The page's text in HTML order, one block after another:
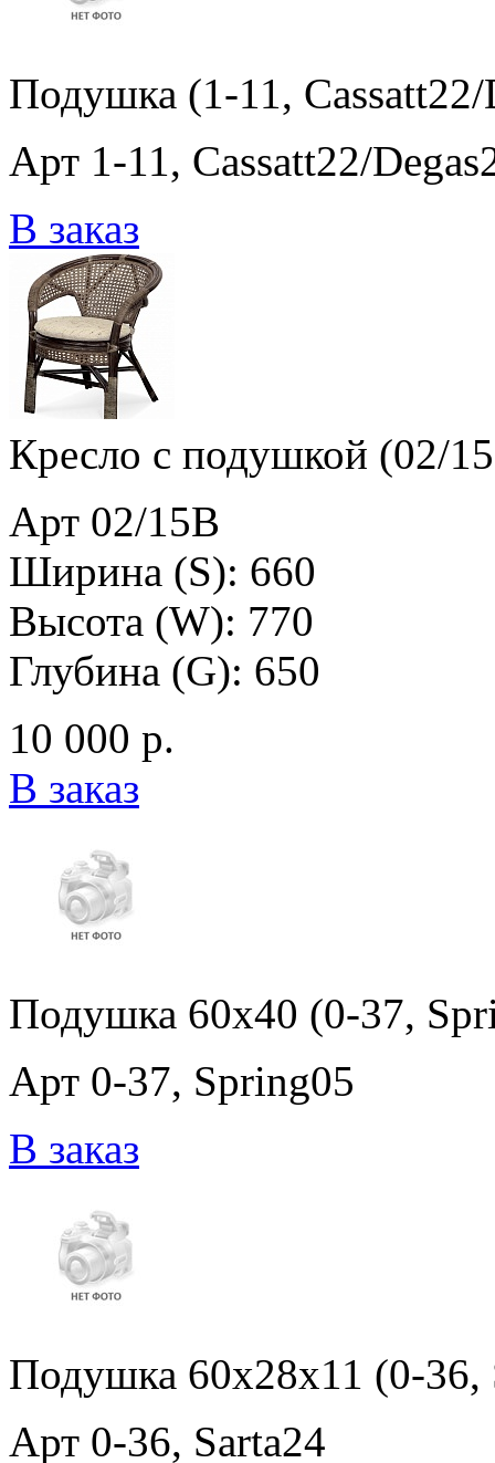
Подушка (1-11, Cassatt22/
Арт 1-11, Cassatt22/
В заказ
Кресло с подушкой (02/
Арт 02/15B
Ширина (S): 660
Высота (W): 770
Глубина (G): 650
10 000 р.
В заказ
Подушка 60x40 (0-37,
Арт 0-37, Spring05
В заказ
Подушка 60x28x11 (0-36,
Арт 0-36, Sarta24